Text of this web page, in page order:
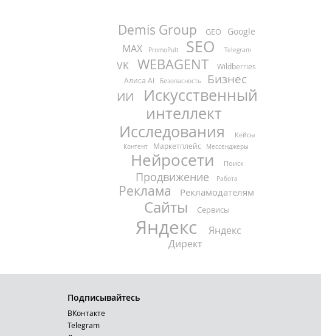
Demis Group GEO Google
MAX PromoPult SEO Telegram
VK WEBAGENT
Wildberries
Алиса AI
Безопасность
Бизнес
ИИ
Искусственный
интеллект
Исследования
Кейсы
Контент Маркетплейс Мессенджеры
Нейросети Поиск
Продвижение Работа
Реклама Рекламодателям
Сайты Сервисы
Яндекс
Яндекс
Директ
Подписывайтесь
ВКонтакте
Telegram